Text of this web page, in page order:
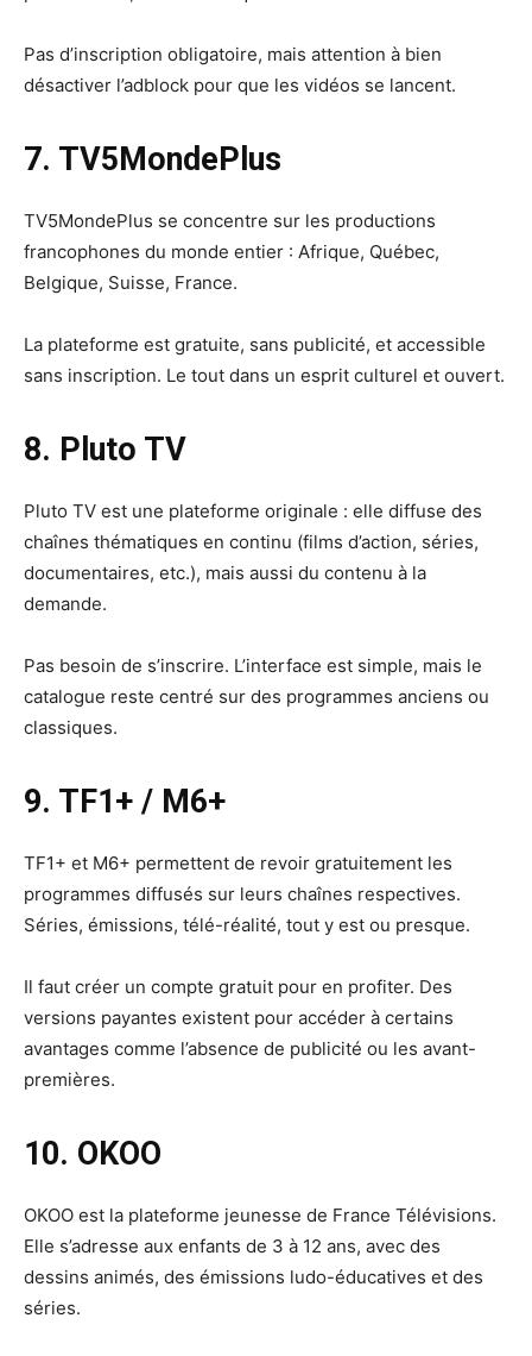
Pas d’inscription obligatoire, mais attention à bien
désactiver l’adblock pour que les vidéos se lancent.
7. TV5MondePlus
TV5MondePlus se concentre sur les productions
francophones du monde entier : Afrique, Québec,
Belgique, Suisse, France.
La plateforme est gratuite, sans publicité, et accessible
sans inscription. Le tout dans un esprit culturel et ouvert.
8. Pluto TV
Pluto TV est une plateforme originale : elle diffuse des
chaînes thématiques en continu (films d’action, séries,
documentaires, etc.), mais aussi du contenu à la
demande.
Pas besoin de s’inscrire. L’interface est simple, mais le
catalogue reste centré sur des programmes anciens ou
classiques.
9. TF1+ / M6+
TF1+ et M6+ permettent de revoir gratuitement les
programmes diffusés sur leurs chaînes respectives.
Séries, émissions, télé-réalité, tout y est ou presque.
Il faut créer un compte gratuit pour en profiter. Des
versions payantes existent pour accéder à certains
avantages comme l’absence de publicité ou les avant-
premières.
10. OKOO
OKOO est la plateforme jeunesse de France Télévisions.
Elle s’adresse aux enfants de 3 à 12 ans, avec des
dessins animés, des émissions ludo-éducatives et des
séries.